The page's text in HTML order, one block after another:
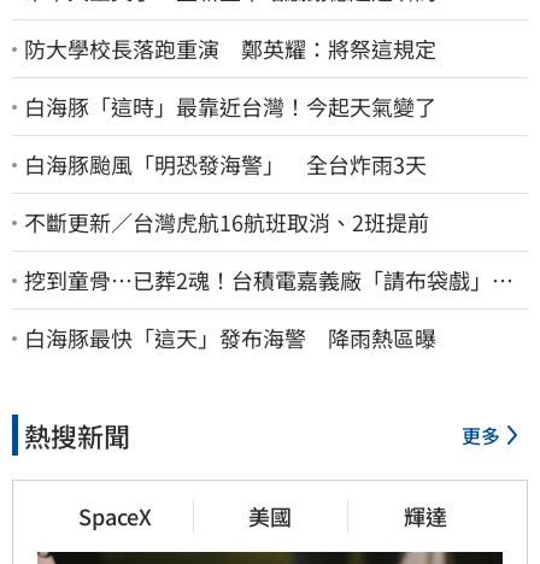
防大學校長落跑重演 鄭英耀：將祭這規定
白海豚「這時」最靠近台灣！今起天氣變了
白海豚颱風「明恐發海警」 全台炸雨3天
不斷更新／台灣虎航16航班取消、2班提前
挖到童骨…已葬2魂！台積電嘉義廠「請布袋戲」原
因曝
白海豚最快「這天」發布海警 降雨熱區曝
熱搜新聞 更多
SpaceX 美國 輝達